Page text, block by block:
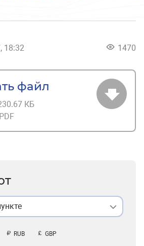
18:32 1470
файл
КБ
PDF
RUB GBP